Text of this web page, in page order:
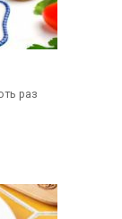
раз